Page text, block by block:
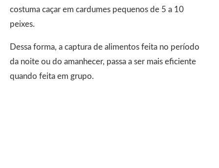
costuma caçar em cardumes pequenos de 5 a 10
peixes.
Dessa forma, a captura de alimentos feita no período
da noite ou do amanhecer, passa a ser mais eficiente
quando feita em grupo.